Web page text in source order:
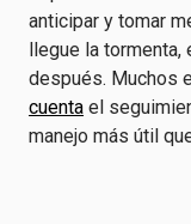
anticipar y tomar
llegue la tormenta,
después. Muchos
cuenta el
manejo más útil